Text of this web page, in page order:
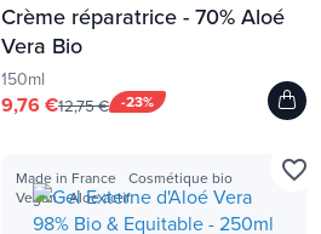
Crème réparatrice - 70% Aloé
Vera Bio
150ml
-23%
9,76 €12,75 €
Made in France
Cosmétique bio
Vegan Aloe actif
favorite_border